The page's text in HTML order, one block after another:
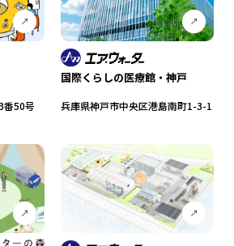
番50号
国際くらしの医療館・神戸
兵庫県神戸市中央区港島南町1-3-1